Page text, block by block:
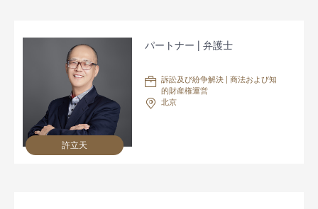
許立天
パートナー | 弁護士
訴訟及び紛争解決 | 商法および知
的財産権運営
北京